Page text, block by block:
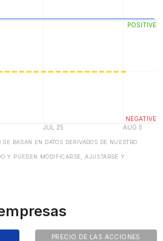
SE BASAN EN DATOS DERIVADOS DE NUESTRO
Y PUEDEN MODIFICARSE, AJUSTARSE Y
PRECIO DE LAS ACCIONES